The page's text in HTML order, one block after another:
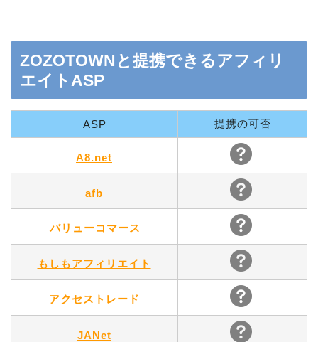
ZOZOTOWNと提携できるアフィリ
エイトASP
ASP 提携の可否
A8.net
afb
バリューコマース
もしもアフィリエイト
アクセストレード
JANet